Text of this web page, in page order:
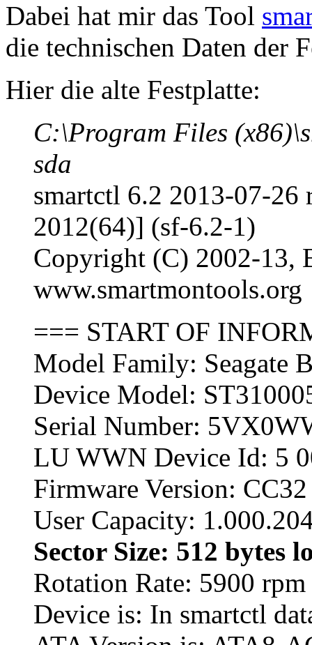
Dabei hat mir das Tool
die technischen Daten der
Hier die alte Festplatte:
C:\Program Files
sda
smartctl 6.2 2013-07-
2012(64)] (sf-6.2-1)
Copyright (C) 2002-13,
www.smartmontools.org
=== START OF
Model Family: Seagate
Device Model:
Serial Number:
LU WWN Device Id: 5
Firmware Version: CC32
User Capacity:
Sector Size: 512 bytes
Rotation Rate: 5900 rpm
Device is: In smartctl